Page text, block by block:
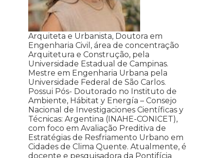
Arquiteta e Urbanista, Doutora em
Engenharia Civil, área de concentração
Arquitetura e Construção, pela
Universidade Estadual de Campinas.
Mestre em Engenharia Urbana pela
Universidade Federal de São Carlos.
Possui Pós- Doutorado no Instituto de
Ambiente, Hábitat y Energía – Consejo
Nacional de Investigaciones Científicas y
Técnicas: Argentina (INAHE-CONICET),
com foco em Avaliação Preditiva de
Estratégias de Resfriamento Urbano em
Cidades de Clima Quente. Atualmente, é
docente e pesquisadora da Pontifícia